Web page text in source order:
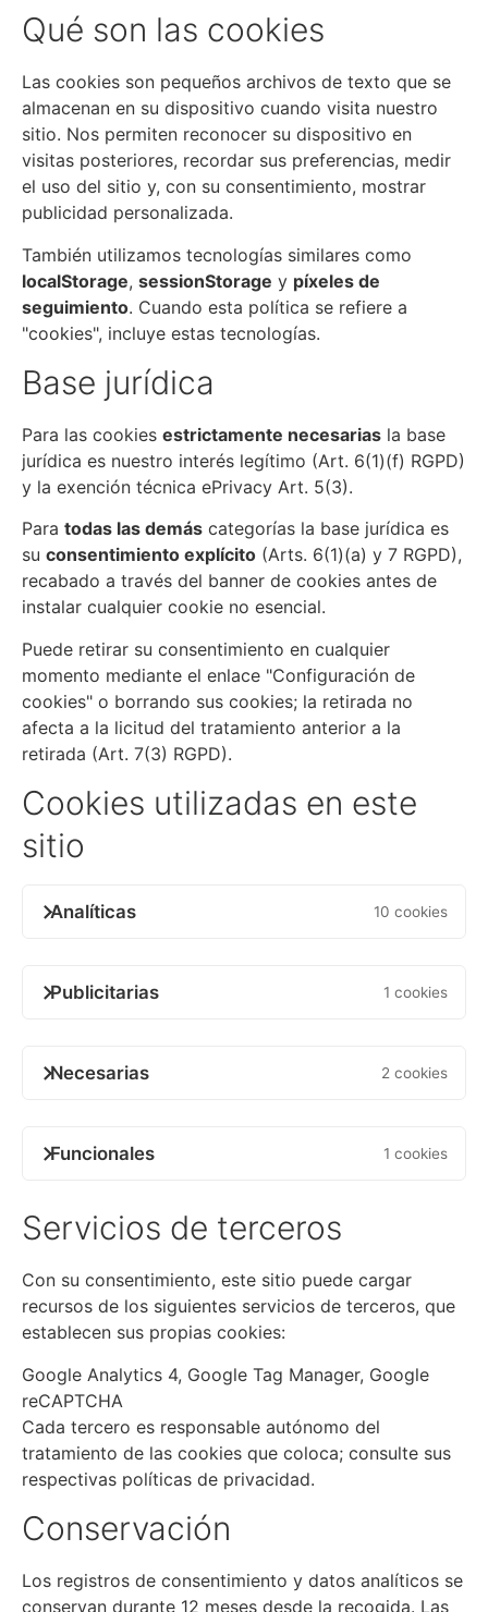
Qué son las cookies
Las cookies son pequeños archivos de texto que se
almacenan en su dispositivo cuando visita nuestro
sitio. Nos permiten reconocer su dispositivo en
visitas posteriores, recordar sus preferencias, medir
el uso del sitio y, con su consentimiento, mostrar
publicidad personalizada.
También utilizamos tecnologías similares como
localStorage, sessionStorage y píxeles de
seguimiento. Cuando esta política se refiere a
"cookies", incluye estas tecnologías.
Base jurídica
Para las cookies estrictamente necesarias la base
jurídica es nuestro interés legítimo (Art. 6(1)(f) RGPD)
y la exención técnica ePrivacy Art. 5(3).
Para todas las demás categorías la base jurídica es
su consentimiento explícito (Arts. 6(1)(a) y 7 RGPD),
recabado a través del banner de cookies antes de
instalar cualquier cookie no esencial.
Puede retirar su consentimiento en cualquier
momento mediante el enlace "Configuración de
cookies" o borrando sus cookies; la retirada no
afecta a la licitud del tratamiento anterior a la
retirada (Art. 7(3) RGPD).
Cookies utilizadas en este
sitio
Analíticas 10 cookies
Publicitarias 1 cookies
Necesarias 2 cookies
Funcionales 1 cookies
Servicios de terceros
Con su consentimiento, este sitio puede cargar
recursos de los siguientes servicios de terceros, que
establecen sus propias cookies:
Google Analytics 4, Google Tag Manager, Google
reCAPTCHA
Cada tercero es responsable autónomo del
tratamiento de las cookies que coloca; consulte sus
respectivas políticas de privacidad.
Conservación
Los registros de consentimiento y datos analíticos se
conservan durante 12 meses desde la recogida. Las